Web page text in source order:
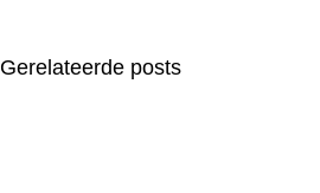
Gerelateerde posts